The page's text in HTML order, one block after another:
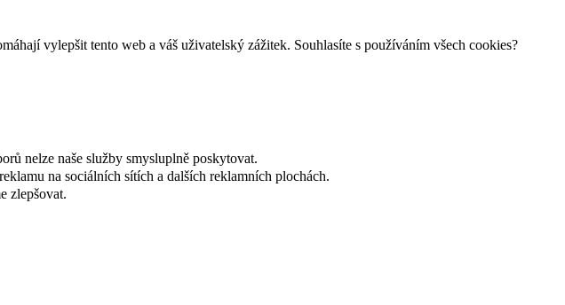
vylepšit tento web a váš uživatelský zážitek. Souhlasíte s používáním všech cookies?
nelze naše služby smysluplně poskytovat.
na sociálních sítích a dalších reklamních plochách.
zlepšovat.